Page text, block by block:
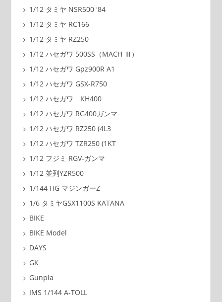
1/12 タミヤ NSR500 '84
1/12 タミヤ RC166
1/12 タミヤ RZ250
1/12 ハセガワ 500SS（MACH Ⅲ）
1/12 ハセガワ Gpz900R A1
1/12 ハセガワ GSX-R750
1/12 ハセガワ KH400
1/12 ハセガワ RG400ガンマ
1/12 ハセガワ RZ250 (4L3
1/12 ハセガワ TZR250 (1KT
1/12 フジミ RGV-ガンマ
1/12 並列YZR500
1/144 HG マジンガーZ
1/6 タミヤGSX1100S KATANA
BIKE
BIKE Model
DAYS
GK
Gunpla
IMS 1/144 A-TOLL